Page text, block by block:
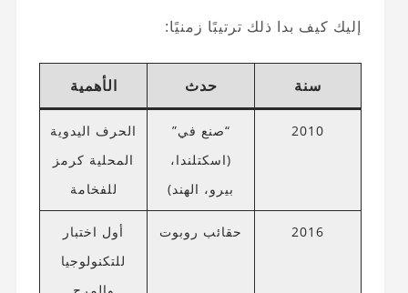
إليك كيف بدا ذلك ترتيبًا زمنيًا:
سنة حدث الأهمية
2010
“صنع في”
(اسكتلندا،
بيرو، الهند)
الحرف اليدوية
المحلية كرمز
للفخامة
2016 حقائب روبوت
أول اختبار
للتكنولوجيا